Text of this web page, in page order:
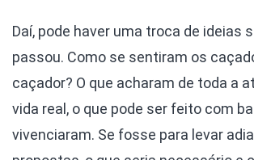
Daí, pode haver uma troca de ideias
passou. Como se sentiram os
caçador? O que acharam de toda a
vida real, o que pode ser feito com
vivenciaram. Se fosse para levar